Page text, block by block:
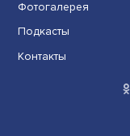
данные